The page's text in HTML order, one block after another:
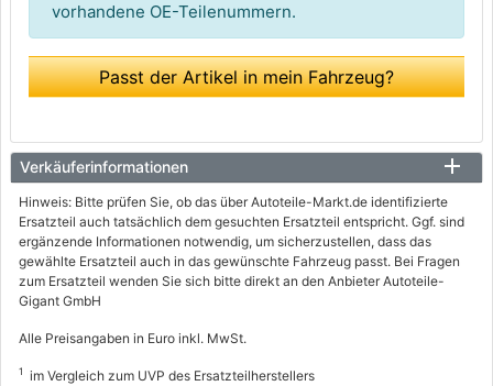
vorhandene OE-Teilenummern.
Passt der Artikel in mein Fahrzeug?
Verkäuferinformationen
Hinweis: Bitte prüfen Sie, ob das über Autoteile-Markt.de identifizierte
Ersatzteil auch tatsächlich dem gesuchten Ersatzteil entspricht. Ggf. sind
ergänzende Informationen notwendig, um sicherzustellen, dass das
gewählte Ersatzteil auch in das gewünschte Fahrzeug passt. Bei Fragen
zum Ersatzteil wenden Sie sich bitte direkt an den Anbieter Autoteile-
Gigant GmbH
Alle Preisangaben in Euro inkl. MwSt.
1 im Vergleich zum UVP des Ersatzteilherstellers